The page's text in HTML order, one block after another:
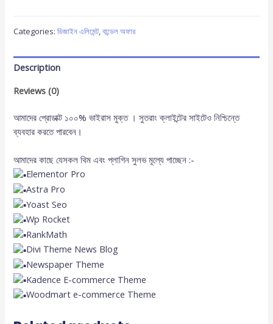
Categories:ডিজাইন এলিমেন্ট ,বান্ডেল অফার
Description
Reviews (0)
আমাদের প্রোডাক্ট ১০০% ভাইরাস মুক্ত । সুতরাং ক্লাইন্টের সাইটেও নিশ্চিন্তে
ব্যবহার করতে পারবেন।
আমাদের কাছে যেসকল থিম এবং প্লাগিন সুলভ মূল্যে পাচ্ছেন :-
Elementor Pro
Astra Pro
Yoast Seo
Wp Rocket
RankMath
Divi Theme News Blog
Newspaper Theme
Kadence E-commerce Theme
Woodmart e-commerce Theme